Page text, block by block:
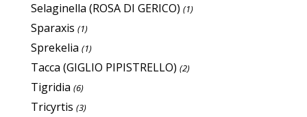
Selaginella (ROSA DI GERICO) (1)
Sparaxis (1)
Sprekelia (1)
Tacca (GIGLIO PIPISTRELLO) (2)
Tigridia (6)
Tricyrtis (3)